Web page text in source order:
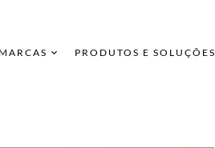
PRODUTOS E SOLUÇÕES